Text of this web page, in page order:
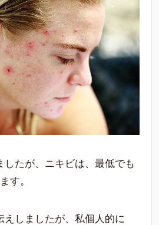
したが、ニキビは、最低でも
す。
えしましたが、私個人的に